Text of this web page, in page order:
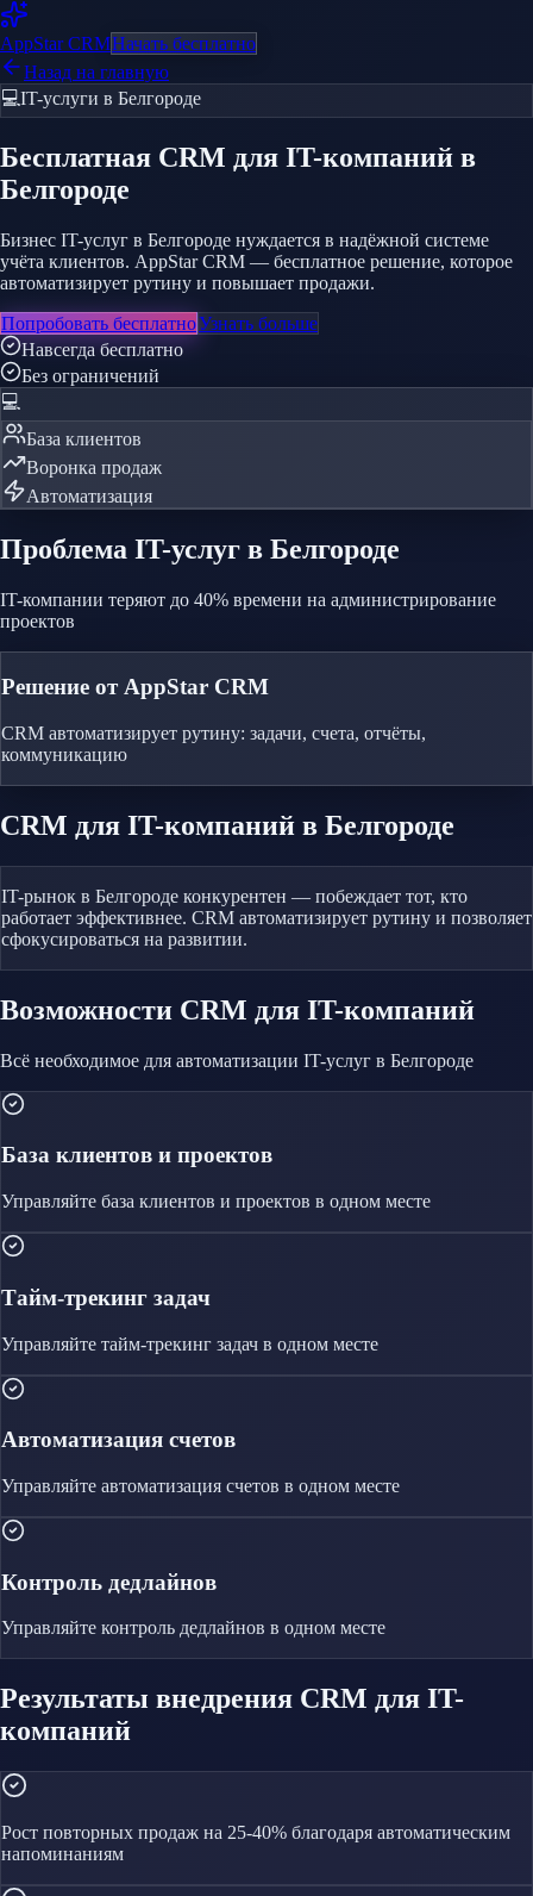
AppStarCRMНачать бесплатно
Назад на главную
💻IT-услуги в Белгороде
Бесплатная CRM для IT-компаний в
Белгороде
Бизнес IT-услуг в Белгороде нуждается в надёжной системе
учёта клиентов. AppStar CRM — бесплатное решение, которое
автоматизирует рутину и повышает продажи.
Попробовать бесплатноУзнать больше
Навсегда бесплатно
Без ограничений
💻
База клиентов
Воронка продаж
Автоматизация
Проблема IT-услуг в Белгороде
IT-компании теряют до 40% времени на администрирование
проектов
Решение от AppStar CRM
CRM автоматизирует рутину: задачи, счета, отчёты,
коммуникацию
CRM для IT-компаний в Белгороде
IT-рынок в Белгороде конкурентен — побеждает тот, кто
работает эффективнее. CRM автоматизирует рутину и позволяет
сфокусироваться на развитии.
Возможности CRM для IT-компаний
Всё необходимое для автоматизации IT-услуг в Белгороде
База клиентов и проектов
Управляйте база клиентов и проектов в одном месте
Тайм-трекинг задач
Управляйте тайм-трекинг задач в одном месте
Автоматизация счетов
Управляйте автоматизация счетов в одном месте
Контроль дедлайнов
Управляйте контроль дедлайнов в одном месте
Результаты внедрения CRM для IT-
компаний
Рост повторных продаж на 25-40% благодаря автоматическим
напоминаниям